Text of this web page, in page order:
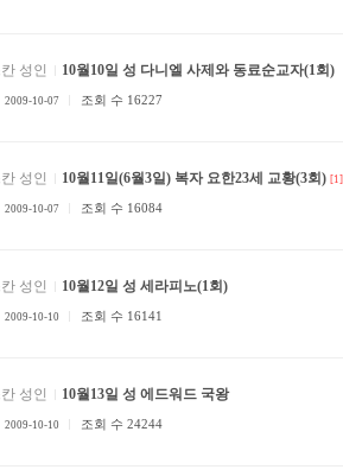
성인 10월10일 성 다니엘 사제와 동료순교자(1회)
2009-10-07 조회 수 16227
성인 10월11일(6월3일) 복자 요한23세 교황(3회) [1]
2009-10-07 조회 수 16084
성인 10월12일 성 세라피노(1회)
2009-10-10 조회 수 16141
성인 10월13일 성 에드워드 국왕
2009-10-10 조회 수 24244